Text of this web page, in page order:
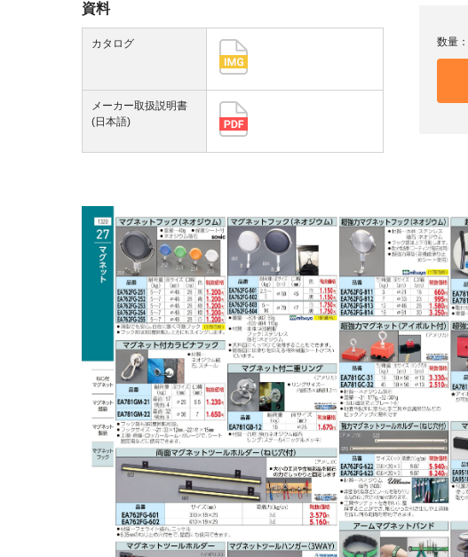
数量：
資料
カタログ
メーカー取扱説明書
(日本語)